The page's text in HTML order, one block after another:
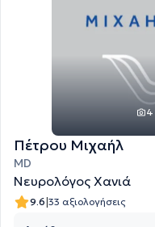
4
Πέτρου Μιχαήλ
MD
Νευρολόγος Χανιά
9.6|33 αξιολογήσεις